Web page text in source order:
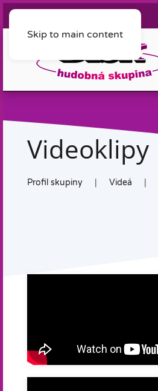
Skip to main content
Videoklipy
Profil skupiny Videá